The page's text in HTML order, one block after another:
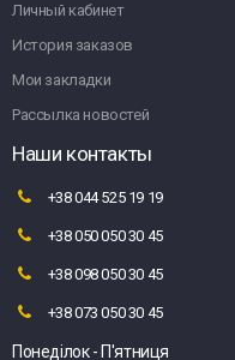
Личный кабинет
История заказов
Мои закладки
Рассылка новостей
Наши контакты
+38 044 525 19 19
+38 050 050 30 45
+38 098 050 30 45
+38 073 050 30 45
Понеділок - П'ятниця